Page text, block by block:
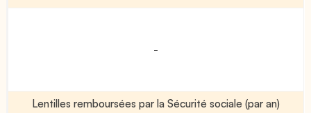
-
Lentilles remboursées par la Sécurité sociale (par an)